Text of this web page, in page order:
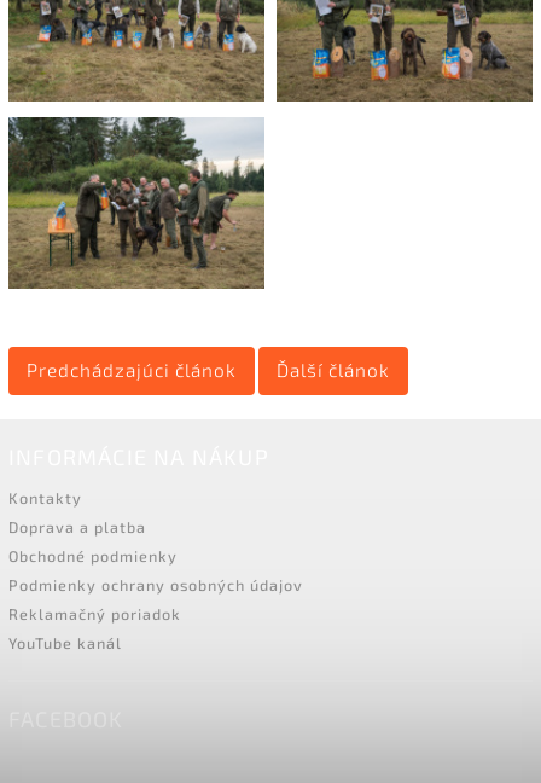
Predchádzajúci článok Ďalší článok
Kontakty
Doprava a platba
Obchodné podmienky
Podmienky ochrany osobných údajov
Reklamačný poriadok
YouTube kanál